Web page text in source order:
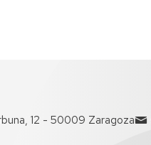
12 - 50009 Zaragoza